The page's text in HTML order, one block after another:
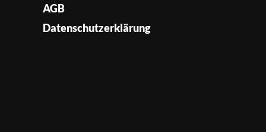
AGB
Datenschutzerklärung